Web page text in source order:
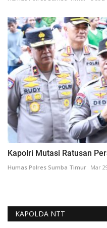
Kapolri Mutasi Ratusan
Humas Polres Sumba Timur Mar
KAPOLDA NTT